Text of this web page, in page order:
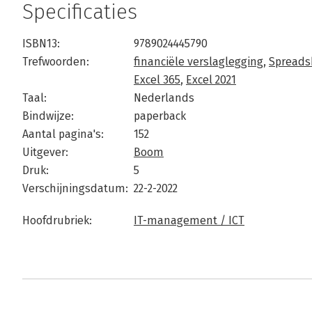
Specificaties
ISBN13:
9789024445790
Trefwoorden:
financiële verslaglegging,
Excel 365, Excel 2021
Taal:
Nederlands
Bindwijze:
paperback
Aantal pagina's:
152
Uitgever:
Boom
Druk:
5
Verschijningsdatum: 22-2-2022
Hoofdrubriek: IT-management / ICT